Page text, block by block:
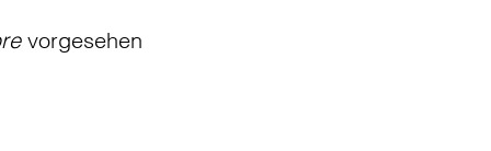
vorgesehen